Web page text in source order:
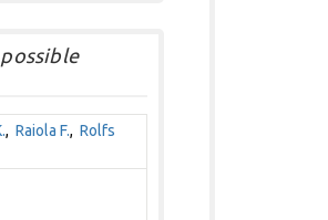
, Raiola F., Rolfs